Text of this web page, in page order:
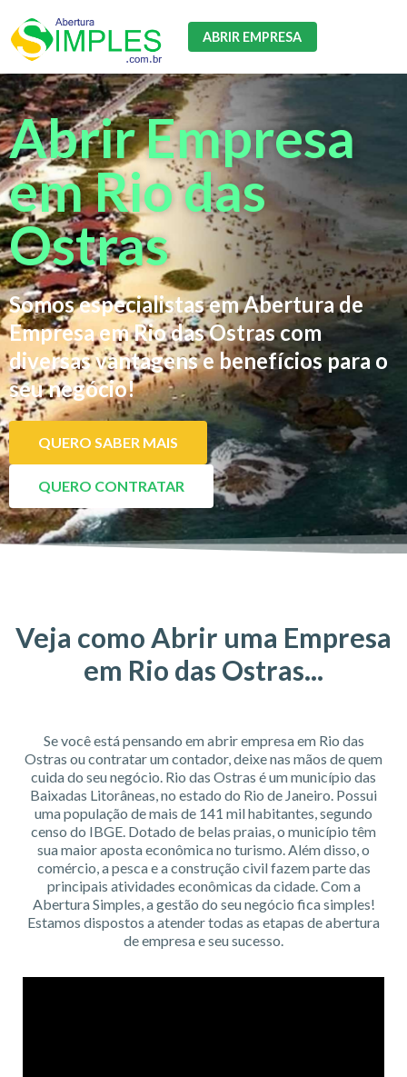
ABRIR EMPRESA
Abrir Empresa
em Rio das
Ostras
Somos especialistas em Abertura de
Empresa em Rio das Ostras com
diversas vantagens e benefícios para o
seu negócio!
QUERO SABER MAIS
QUERO CONTRATAR
Veja como Abrir uma Empresa
em Rio das Ostras...
Se você está pensando em abrir empresa em Rio das
Ostras ou contratar um contador, deixe nas mãos de quem
cuida do seu negócio. Rio das Ostras é um município das
Baixadas Litorâneas, no estado do Rio de Janeiro. Possui
uma população de mais de 141 mil habitantes, segundo
censo do IBGE. Dotado de belas praias, o município têm
sua maior aposta econômica no turismo. Além disso, o
comércio, a pesca e a construção civil fazem parte das
principais atividades econômicas da cidade. Com a
Abertura Simples, a gestão do seu negócio fica simples!
Estamos dispostos a atender todas as etapas de abertura
de empresa e seu sucesso.